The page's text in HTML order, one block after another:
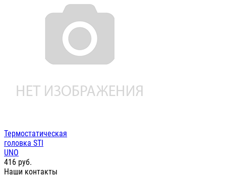
Термостатическая
головка STI
UNO
416 руб.
Наши контакты